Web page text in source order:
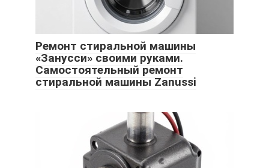
Ремонт стиральной машины
«Занусси» своими руками.
Самостоятельный ремонт
стиральной машины Zanussi